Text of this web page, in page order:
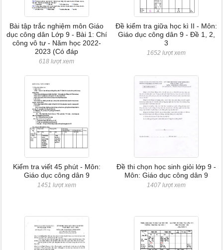
Bài tập trắc nghiệm môn Giáo
dục công dân Lớp 9 - Bài 1: Chí
công vô tư - Năm học 2022-
2023 (Có đáp
618 lượt xem
Đề kiểm tra giữa học kì II - Môn:
Giáo dục công dân 9 - Đề 1, 2,
3
1652 lượt xem
Kiểm tra viết 45 phút - Môn:
Giáo dục công dân 9
1451 lượt xem
Đề thi chọn học sinh giỏi lớp 9 -
Môn: Giáo dục công dân 9
1407 lượt xem